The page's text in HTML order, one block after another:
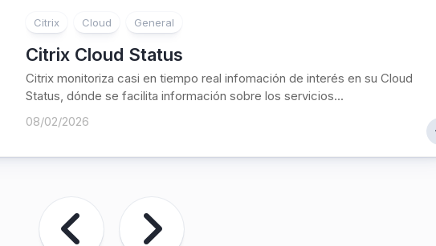
Citrix Cloud General
Citrix Cloud Status
Citrix monitoriza casi en tiempo real infomación de interés en su Cloud
Status, dónde se facilita información sobre los servicios...
08/02/2026